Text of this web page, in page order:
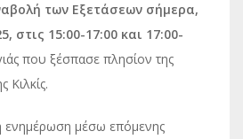
των Εξετάσεων σήμερα,
στις 15:00-17:00 και 17:00-
που ξέσπασε πλησίον της
Κιλκίς.
ενημέρωση μέσω επόμενης